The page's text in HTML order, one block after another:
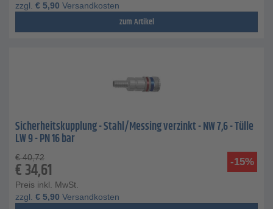
zzgl. € 5,90 Versandkosten
zum Artikel
Sicherheitskupplung - Stahl/Messing verzinkt - NW 7,6 - Tülle
LW 9 - PN 16 bar
-15%
€ 40,72
€34,61
Preis inkl. MwSt.
zzgl. € 5,90 Versandkosten